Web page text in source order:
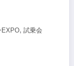
EXPO, 試乗会